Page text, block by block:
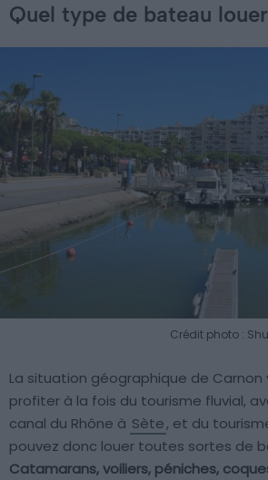
Quel type de bateau
Crédit photo :
La situation géographique de
profiter à la fois du tourisme fluvial,
canal du Rhône à Sète, et du
pouvez donc louer toutes sortes de
Catamarans, voiliers, péniches,